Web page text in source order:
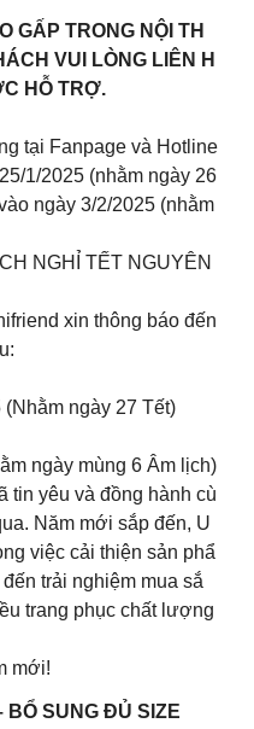
GẤP TRONG NỘI TH
VUI LÒNG LIÊN H
HỖ TRỢ.
tại Fanpage và Hotline
1/2025 (nhằm ngày 26
ngày 3/2/2025 (nhằm
NGHỈ TẾT NGUYÊN
xin thông báo đến
ngày 27 Tết)
ngày mùng 6 Âm lịch)
tin yêu và đồng hành cù
Năm mới sắp đến, U
việc cải thiện sản phẩ
trải nghiệm mua sắ
trang phục chất lượng
mới!
SUNG ĐỦ SIZE